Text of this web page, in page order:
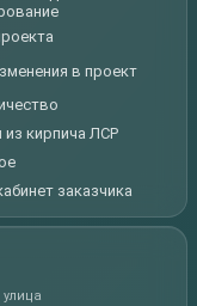
в проект
кирпича ЛСР
заказчика